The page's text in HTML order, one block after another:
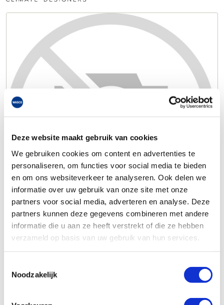
Deze website maakt gebruik van cookies
We gebruiken cookies om content en advertenties te
personaliseren, om functies voor social media te bieden
en om ons websiteverkeer te analyseren. Ook delen we
informatie over uw gebruik van onze site met onze
partners voor social media, adverteren en analyse. Deze
partners kunnen deze gegevens combineren met andere
informatie die u aan ze heeft verstrekt of die ze hebben
verzameld op basis van uw gebruik van hun services.
Noodzakelijk